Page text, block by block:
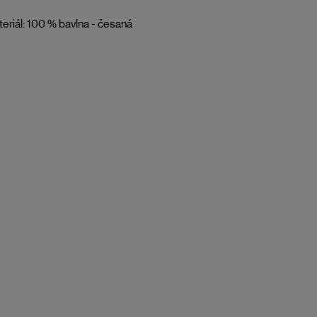
100 % bavlna - česaná